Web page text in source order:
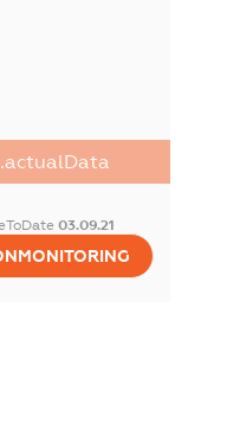
03.09.21